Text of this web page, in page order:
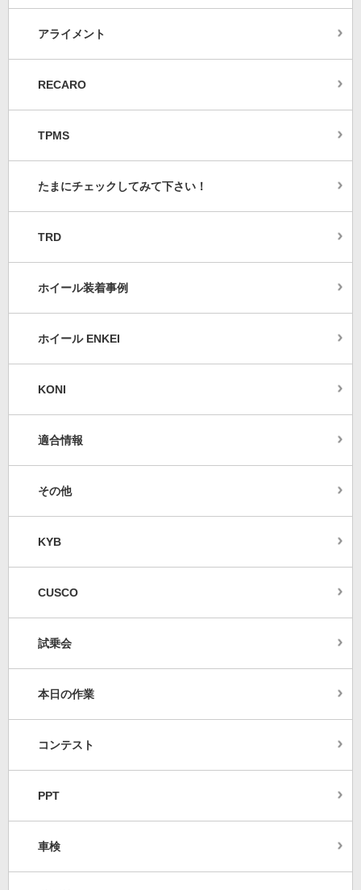
アライメント
RECARO
TPMS
たまにチェックしてみて下さい！
TRD
ホイール装着事例
ホイール ENKEI
KONI
適合情報
その他
KYB
CUSCO
試乗会
本日の作業
コンテスト
PPT
車検